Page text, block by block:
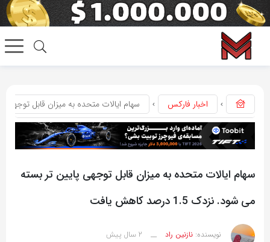
اخبار فارکس سهام ایالات متحده به میزان قابل توجهی پایین تر
سهام ایالات متحده به میزان قابل توجهی پایین تر بسته
می شود. نزدک 1.5 درصد کاهش یافت
نویسنده: نازنین راد __ 2 سال پیش